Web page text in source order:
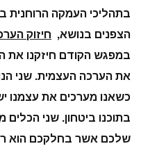
בתהליכי העמקה
הצפנים בנושא, חיזוק
במפגש הקודם חיזקנו את
את הערכה העצמית. שני
כשאנו מערכים את עצמנו
בתוכנו ביטחון. שני הכלים
שלכם אשר בחלקכם הוא